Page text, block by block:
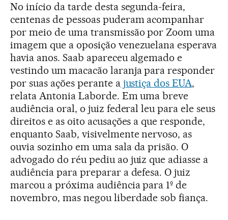
No início da tarde desta segunda-feira,
centenas de pessoas puderam acompanhar
por meio de uma transmissão por Zoom uma
imagem que a oposição venezuelana esperava
havia anos. Saab apareceu algemado e
vestindo um macacão laranja para responder
por suas ações perante ajustiça dos EUA,
relata Antonia Laborde. Em uma breve
audiência oral, o juiz federal leu para ele seus
direitos e as oito acusações a que responde,
enquanto Saab, visivelmente nervoso, as
ouvia sozinho em uma sala da prisão. O
advogado do réu pediu ao juiz que adiasse a
audiência para preparar a defesa. O juiz
marcou a próxima audiência para 1º de
novembro, mas negou liberdade sob fiança.